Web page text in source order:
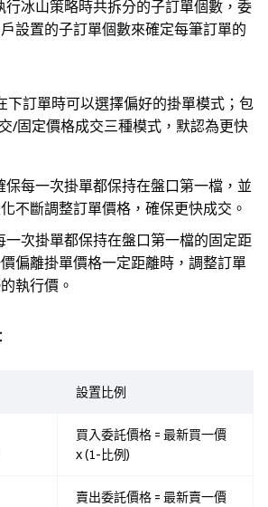
行冰山策略時共拆分的子訂單個數，委
設置的子訂單個數來確定每筆訂單的
下訂單時可以選擇偏好的掛單模式；包
/固定價格成交三種模式，默認為更快
保每一次掛單都保持在盤口第一檔，並
不斷調整訂單價格，確保更快成交。
一次掛單都保持在盤口第一檔的固定距
偏離掛單價格一定距離時，調整訂單
執行價。
設置比例
買入委託價格 = 最新買一價
x (1-比例)
賣出委託價格 = 最新賣一價